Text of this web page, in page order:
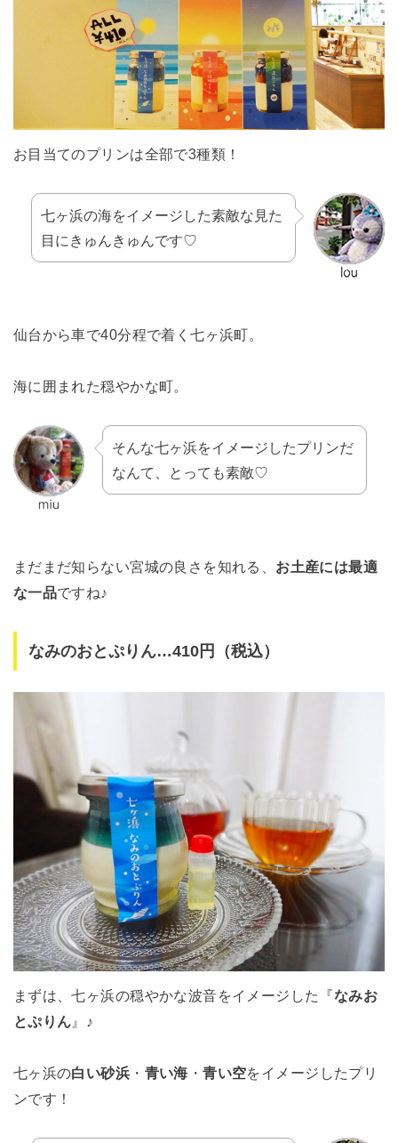
お目当てのプリンは全部で3種類！
七ヶ浜の海をイメージした素敵な見た
目にきゅんきゅんです♡
仙台から車で40分程で着く七ヶ浜町。
海に囲まれた穏やかな町。
そんな七ヶ浜をイメージしたプリンだ
なんて、とっても素敵♡
まだまだ知らない宮城の良さを知れる、 お土産には最適
な一品ですね♪
なみのおとぷりん…410円（税込）
まずは、七ヶ浜の穏やかな波音をイメージした『なみお
とぷりん 』♪
七ヶ浜の白い砂浜 ・ 青い海 ・青い空をイメージしたプリ
ンです！